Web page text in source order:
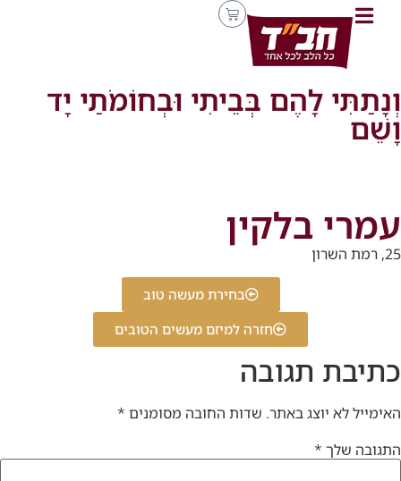
וְנָתַתִּי לָהֶם בְּבֵיתִי וּבְחוֹמֹתַי יָד
וָשֵׁם
עמרי בלקין
25, רמת השרון
בחירת מעשה טוב
חזרה למיזם מעשים הטובים
כתיבת תגובה
האימייל לא יוצג באתר. שדות החובה מסומנים *
התגובה שלך *